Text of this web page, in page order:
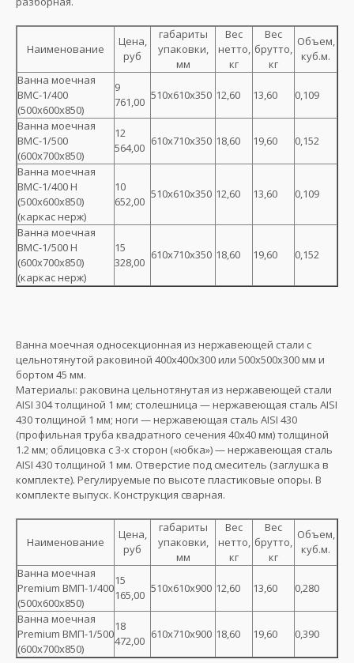
Наименование
Цена,
руб
габариты
упаковки,
мм
Вес
нетто,
кг
Вес
брутто,
кг
Объем,
куб.м.
Ванна моечная
ВМС-1/400
(500х600х850)
9
761,00 510х610х350 12,60 13,60 0,109
Ванна моечная
ВМС-1/500
(600х700х850)
12
564,00 610х710х350 18,60 19,60 0,152
Ванна моечная
ВМС-1/400 Н
(500х600х850)
(каркас нерж)
10
652,00
510х610х350 12,60 13,60 0,109
Ванна моечная
ВМС-1/500 Н
(600х700х850)
(каркас нерж)
15
328,00
610х710х350 18,60 19,60 0,152
Ванна моечная односекционная из нержавеющей стали с
цельнотянутой раковиной 400х400х300 или 500х500х300 мм и
бортом 45 мм.
Материалы: раковина цельнотянутая из нержавеющей стали
AISI 304 толщиной 1 мм; столешница — нержавеющая сталь AISI
430 толщиной 1 мм; ноги — нержавеющая сталь AISI 430
(профильная труба квадратного сечения 40х40 мм) толщиной
1.2 мм; облицовка с 3-х сторон («юбка») — нержавеющая сталь
AISI 430 толщиной 1 мм. Отверстие под смеситель (заглушка в
комплекте). Регулируемые по высоте пластиковые опоры. В
комплекте выпуск. Конструкция сварная.
Наименование
Цена,
руб
габариты
упаковки,
мм
Вес
нетто,
кг
Вес
брутто,
кг
Объем,
куб.м.
Ванна моечная
Premium ВМП-1/400
(500х600х850)
15
165,00 510х610х900 12,60 13,60 0,280
Ванна моечная
Premium ВМП-1/500
(600х700х850)
18
472,00 610х710х900 18,60 19,60 0,390